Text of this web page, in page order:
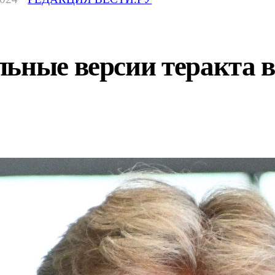
версии теракта